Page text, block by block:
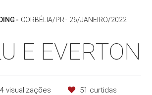
CORBÉLIA/PR 26/JANEIRO/2022
E EVERTON
visualizações 51 curtidas